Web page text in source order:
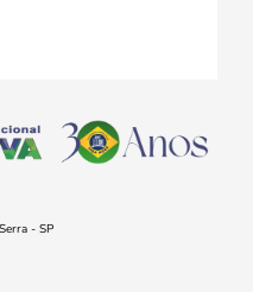
- SP